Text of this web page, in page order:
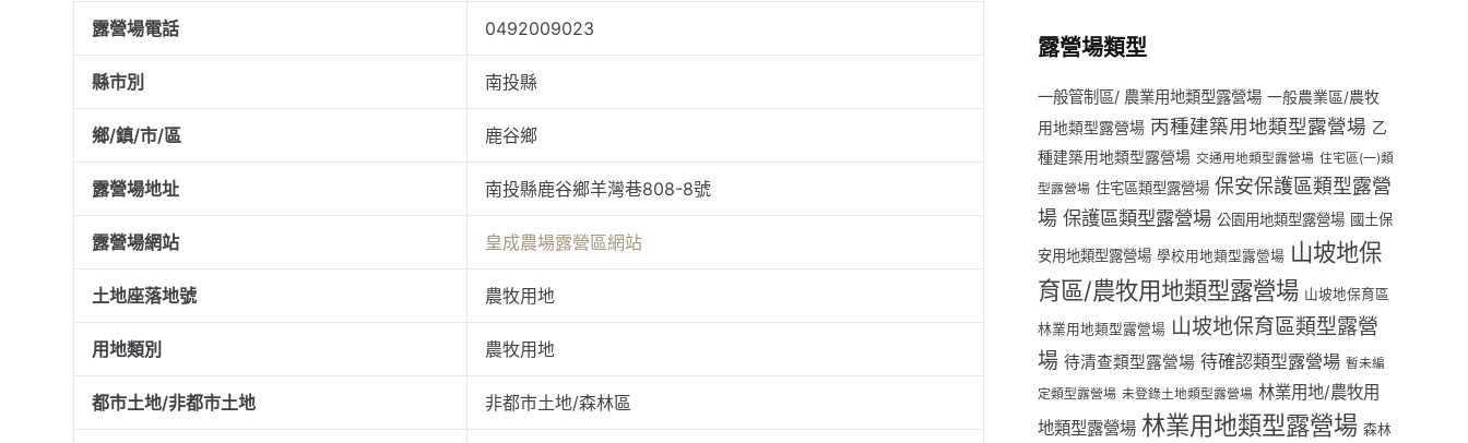
露營場電話 0492009023
縣市別 南投縣
鄉/鎮/市/區 鹿谷鄉
露營場地址 南投縣鹿谷鄉羊灣巷808-8號
露營場網站 皇成農場露營區網站
土地座落地號 農牧用地
用地類別 農牧用地
都市土地/非都市土地 非都市土地/森林區
露營場類型
一般管制區/ 農業用地類型露營場 一般農業區/農牧
用地類型露營場 丙種建築用地類型露營場 乙
種建築用地類型露營場 交通用地類型露營場 住宅區(一)類
型露營場 住宅區類型露營場 保安保護區類型露營
場 保護區類型露營場 公園用地類型露營場 國土保
安用地類型露營場 學校用地類型露營場 山坡地保
育區/農牧用地類型露營場 山坡地保育區
林業用地類型露營場 山坡地保育區類型露營
場 待清查類型露營場 待確認類型露營場 暫未編
定類型露營場 未登錄土地類型露營場 林業用地/農牧用
地類型露營場 林業用地類型露營場 森林